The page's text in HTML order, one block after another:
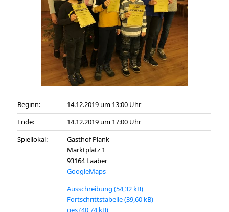
Beginn:
14.12.2019 um 13:00 Uhr
Ende:
14.12.2019 um 17:00 Uhr
Spiellokal:
Gasthof Plank
Marktplatz 1
93164 Laaber
GoogleMaps
Ausschreibung
Fortschrittstabelle
ges